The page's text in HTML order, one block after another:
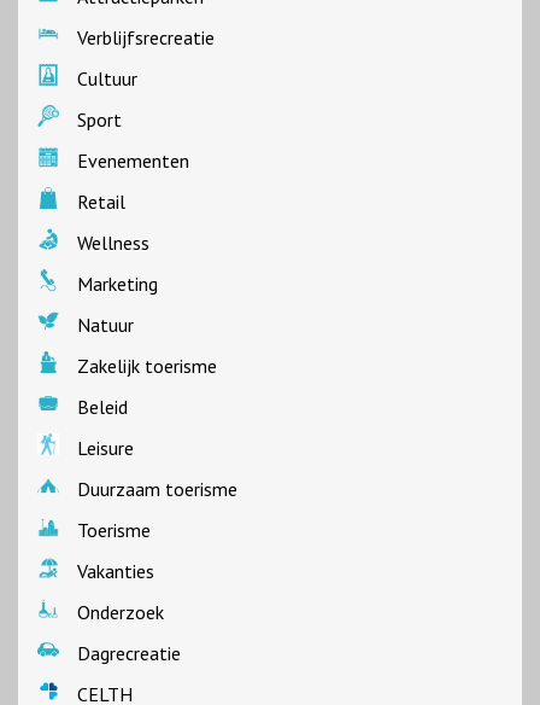
Verblijfsrecreatie
Cultuur
Sport
Evenementen
Retail
Wellness
Marketing
Natuur
Zakelijk toerisme
Beleid
Leisure
Duurzaam toerisme
Toerisme
Vakanties
Onderzoek
Dagrecreatie
CELTH